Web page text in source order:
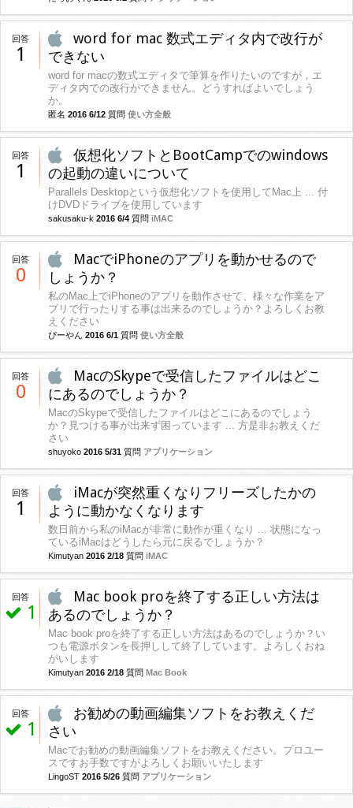
回答
1
word for mac 数式エディタ内で改行が
できない
word for macの数式エディタで筆算を作りたいのですが，エ
ディタ内での改行ができません。どうすればよいでしょう
か。
匿名 2016 6/12 質問 使い方全般
回答
1
仮想化ソフトとBootCampでのwindows
の起動の違いについて
Parallels Desktopという仮想化ソフトを使用してMac上 ... 付
けDVDドライブを使用しています
sakusaku-k 2016 6/4 質問 iMAC
回答
0
MacでiPhoneのアプリを動かせるので
しょうか？
私のMac上でiPhoneのアプリを動作させて、様々な作業をア
プリで行ったりする事は出来るのでしょうか？よろしくお教
えください
ぴーやん 2016 6/1 質問 使い方全般
回答
0
MacのSkypeで受信したファイルはどこ
にあるのでしょうか？
MacのSkypeで受信したファイルはどこにあるのでしょう
か？見つける事が出来ず困っています ... 方是非お教えくだ
さい
shuyoko 2016 5/31 質問 アプリケーション
回答
1
iMacが突然重くなりフリーズしたかの
ように動かなくなります
数日前から私のiMacが非常に動作が重くなり ... 状態になっ
ているiMacはどうしたら元に戻るでしょうか？
Kimutyan 2016 2/18 質問 iMAC
回答
1
Mac book proを終了する正しい方法は
あるのでしょうか？
Mac book proを終了する正しい方法はあるのでしょうか？い
つも電源ボタンを長押しして終了しています。よろしくおね
がいします
Kimutyan 2016 2/18 質問 Mac Book
回答
1
お勧めの動画編集ソフトをお教えくだ
さい
Macでお勧めの動画編集ソフトをお教えください。プロユー
スですお手数ですがよろしくお願いいたします
LingoST 2016 5/26 質問 アプリケーション